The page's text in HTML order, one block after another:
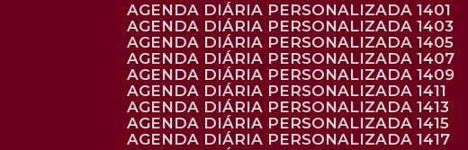
AGENDA DIÁRIA PERSONALIZADA 1401
AGENDA DIÁRIA PERSONALIZADA 1403
AGENDA DIÁRIA PERSONALIZADA 1405
AGENDA DIÁRIA PERSONALIZADA 1407
AGENDA DIÁRIA PERSONALIZADA 1409
AGENDA DIÁRIA PERSONALIZADA 1411
AGENDA DIÁRIA PERSONALIZADA 1413
AGENDA DIÁRIA PERSONALIZADA 1415
AGENDA DIÁRIA PERSONALIZADA 1417